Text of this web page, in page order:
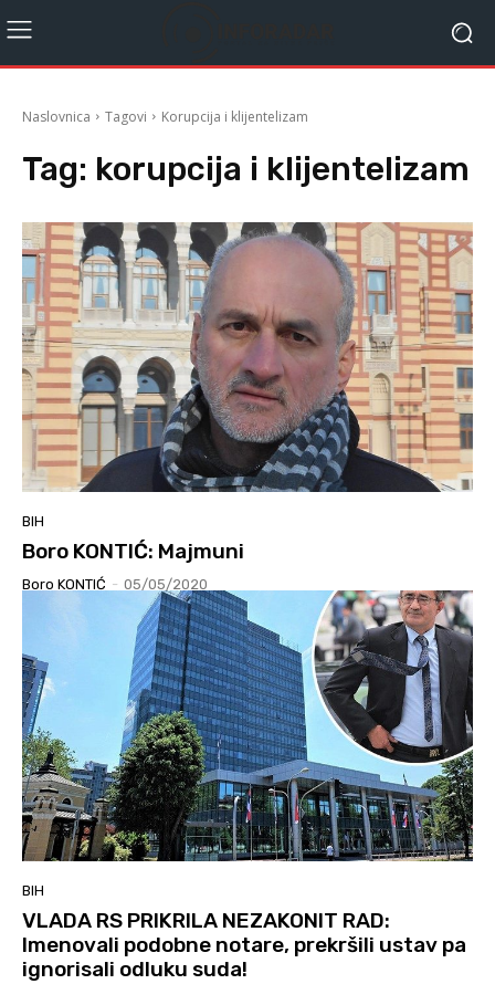
Naslovnica Tagovi Korupcija i klijentelizam
Tag: korupcija i klijentelizam
BIH
Boro KONTIĆ: Majmuni
Boro KONTIĆ - 05/05/2020
BIH
VLADA RS PRIKRILA NEZAKONIT RAD:
Imenovali podobne notare, prekršili ustav pa
ignorisali odluku suda!